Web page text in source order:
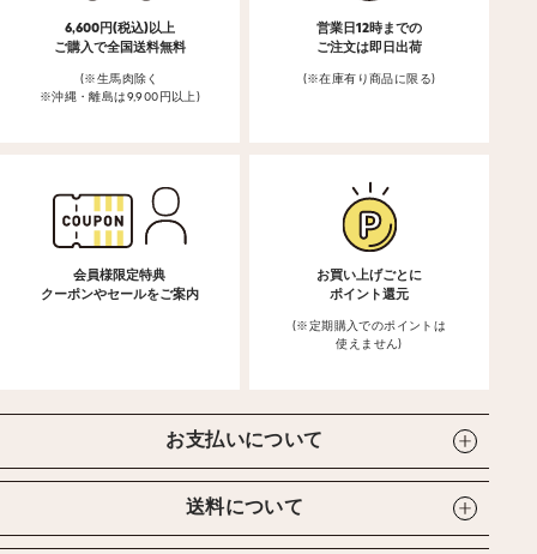
6,600円(税込)以上
ご購入で全国送料無料
(※生馬肉除く
※沖縄・離島は9,900円以上)
営業日12時までの
ご注文は即日出荷
(※在庫有り商品に限る)
会員様限定特典
クーポンやセールをご案内
お買い上げごとに
ポイント還元
(※定期購入でのポイントは
使えません)
お支払いについて
送料について